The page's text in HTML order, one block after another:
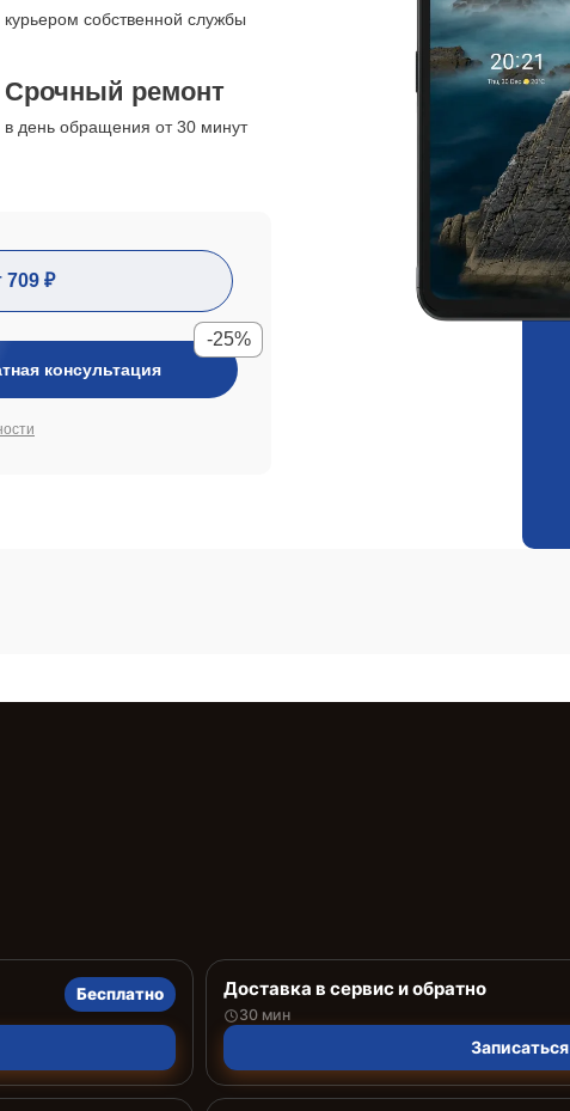
курьером собственной службы
Срочный ремонт
в день обращения от 30 минут
709 ₽
консультация
-25%
Бесплатно Доставка в сервис и обратно
30 мин
Записаться